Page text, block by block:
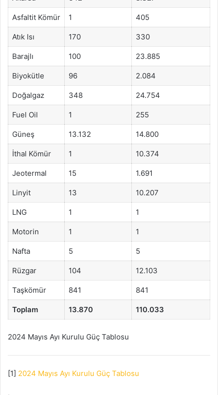
Asfaltit Kömür 1 405
Atık Isı 170 330
Barajlı 100 23.885
Biyokütle 96 2.084
Doğalgaz 348 24.754
Fuel Oil 1 255
Güneş 13.132 14.800
İthal Kömür 1 10.374
Jeotermal 15 1.691
Linyit 13 10.207
LNG 1 1
Motorin 1 1
Nafta 5 5
Rüzgar 104 12.103
Taşkömür 841 841
Toplam 13.870 110.033
2024 Mayıs Ayı Kurulu Güç Tablosu
[1] 2024 Mayıs Ayı Kurulu Güç Tablosu